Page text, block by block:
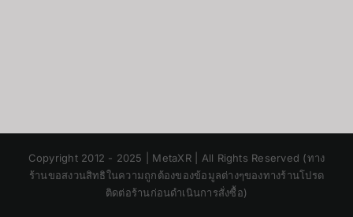
Copyright 2012 - 2025 | MetaXR | All Rights Reserved (ทาง
ร้านขอสงวนสิทธิในความถูกต้องของข้อมูลต่างๆของทางร้านโปรด
ติดต่อร้านก่อนดำเนินการสั่งซื้อ)Chinese